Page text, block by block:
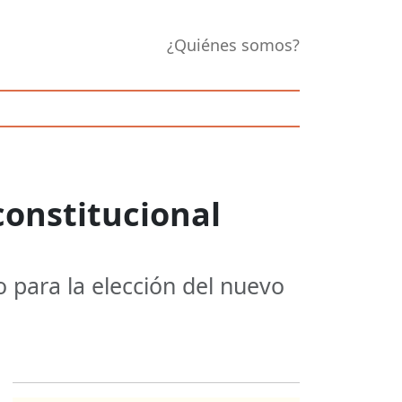
¿Quiénes somos?
para la elección del nuevo